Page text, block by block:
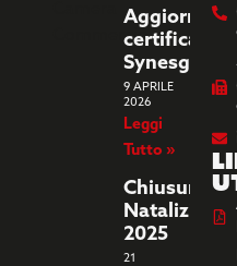
Synesgy
9 APRILE
2026
Leggi
Tutto »
Chiusura
Natalizia
2025
21